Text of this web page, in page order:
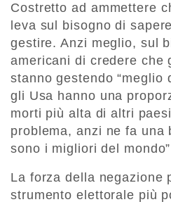
Costretto ad ammettere
leva sul bisogno di
gestire. Anzi meglio, sul
americani di credere che
stanno gestendo “meglio
gli Usa hanno una
morti più alta di altri
problema, anzi ne fa una
sono i migliori del
La forza della negazione
strumento elettorale più